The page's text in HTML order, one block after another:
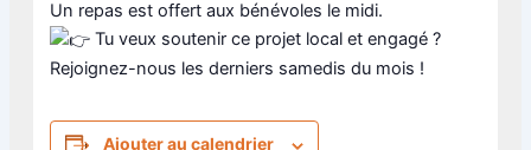
Un repas est offert aux bénévoles le midi.
Tu veux soutenir ce projet local et engagé ?
Rejoignez-nous les derniers samedis du mois !
Ajouter au calendrier